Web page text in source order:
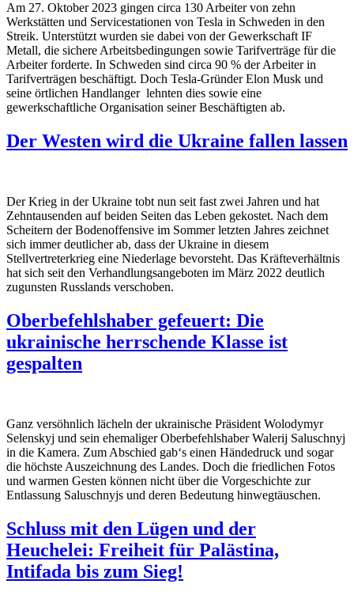
Am 27. Oktober 2023 gingen circa 130 Arbeiter von zehn
Werkstätten und Servicestationen von Tesla in Schweden in den
Streik. Unterstützt wurden sie dabei von der Gewerkschaft IF
Metall, die sichere Arbeitsbedingungen sowie Tarifverträge für die
Arbeiter forderte. In Schweden sind circa 90 % der Arbeiter in
Tarifverträgen beschäftigt. Doch Tesla-Gründer Elon Musk und
seine örtlichen Handlanger lehnten dies sowie eine
gewerkschaftliche Organisation seiner Beschäftigten ab.
Der Westen wird die Ukraine fallen lassen
Der Krieg in der Ukraine tobt nun seit fast zwei Jahren und hat
Zehntausenden auf beiden Seiten das Leben gekostet. Nach dem
Scheitern der Bodenoffensive im Sommer letzten Jahres zeichnet
sich immer deutlicher ab, dass der Ukraine in diesem
Stellvertreterkrieg eine Niederlage bevorsteht. Das Kräfteverhältnis
hat sich seit den Verhandlungsangeboten im März 2022 deutlich
zugunsten Russlands verschoben.
Oberbefehlshaber gefeuert: Die
ukrainische herrschende Klasse ist
gespalten
Ganz versöhnlich lächeln der ukrainische Präsident Wolodymyr
Selenskyj und sein ehemaliger Oberbefehlshaber Walerij Saluschnyj
in die Kamera. Zum Abschied gab‘s einen Händedruck und sogar
die höchste Auszeichnung des Landes. Doch die friedlichen Fotos
und warmen Gesten können nicht über die Vorgeschichte zur
Entlassung Saluschnyjs und deren Bedeutung hinwegtäuschen.
Schluss mit den Lügen und der
Heuchelei: Freiheit für Palästina,
Intifada bis zum Sieg!